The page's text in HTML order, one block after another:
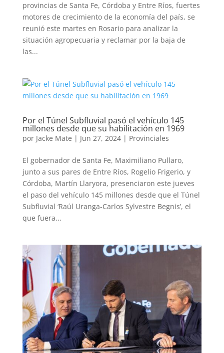
provincias de Santa Fe, Córdoba y Entre Ríos, fuertes
motores de crecimiento de la economía del país, se
reunió este martes en Rosario para analizar la
situación agropecuaria y reclamar por la baja de
las...
Por el Túnel Subfluvial pasó el vehículo 145
millones desde que su habilitación en 1969
por Jacke Mate | Jun 27, 2024| Provinciales
El gobernador de Santa Fe, Maximiliano Pullaro,
junto a sus pares de Entre Ríos, Rogelio Frigerio, y
Córdoba, Martín Llaryora, presenciaron este jueves
el paso del vehículo 145 millones desde que el Túnel
Subfluvial ‘Raúl Uranga-Carlos Sylvestre Begnis’, el
que fuera...